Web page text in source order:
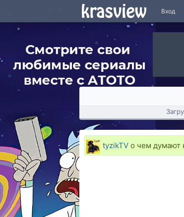
Вход
tyzikTV о чем думают